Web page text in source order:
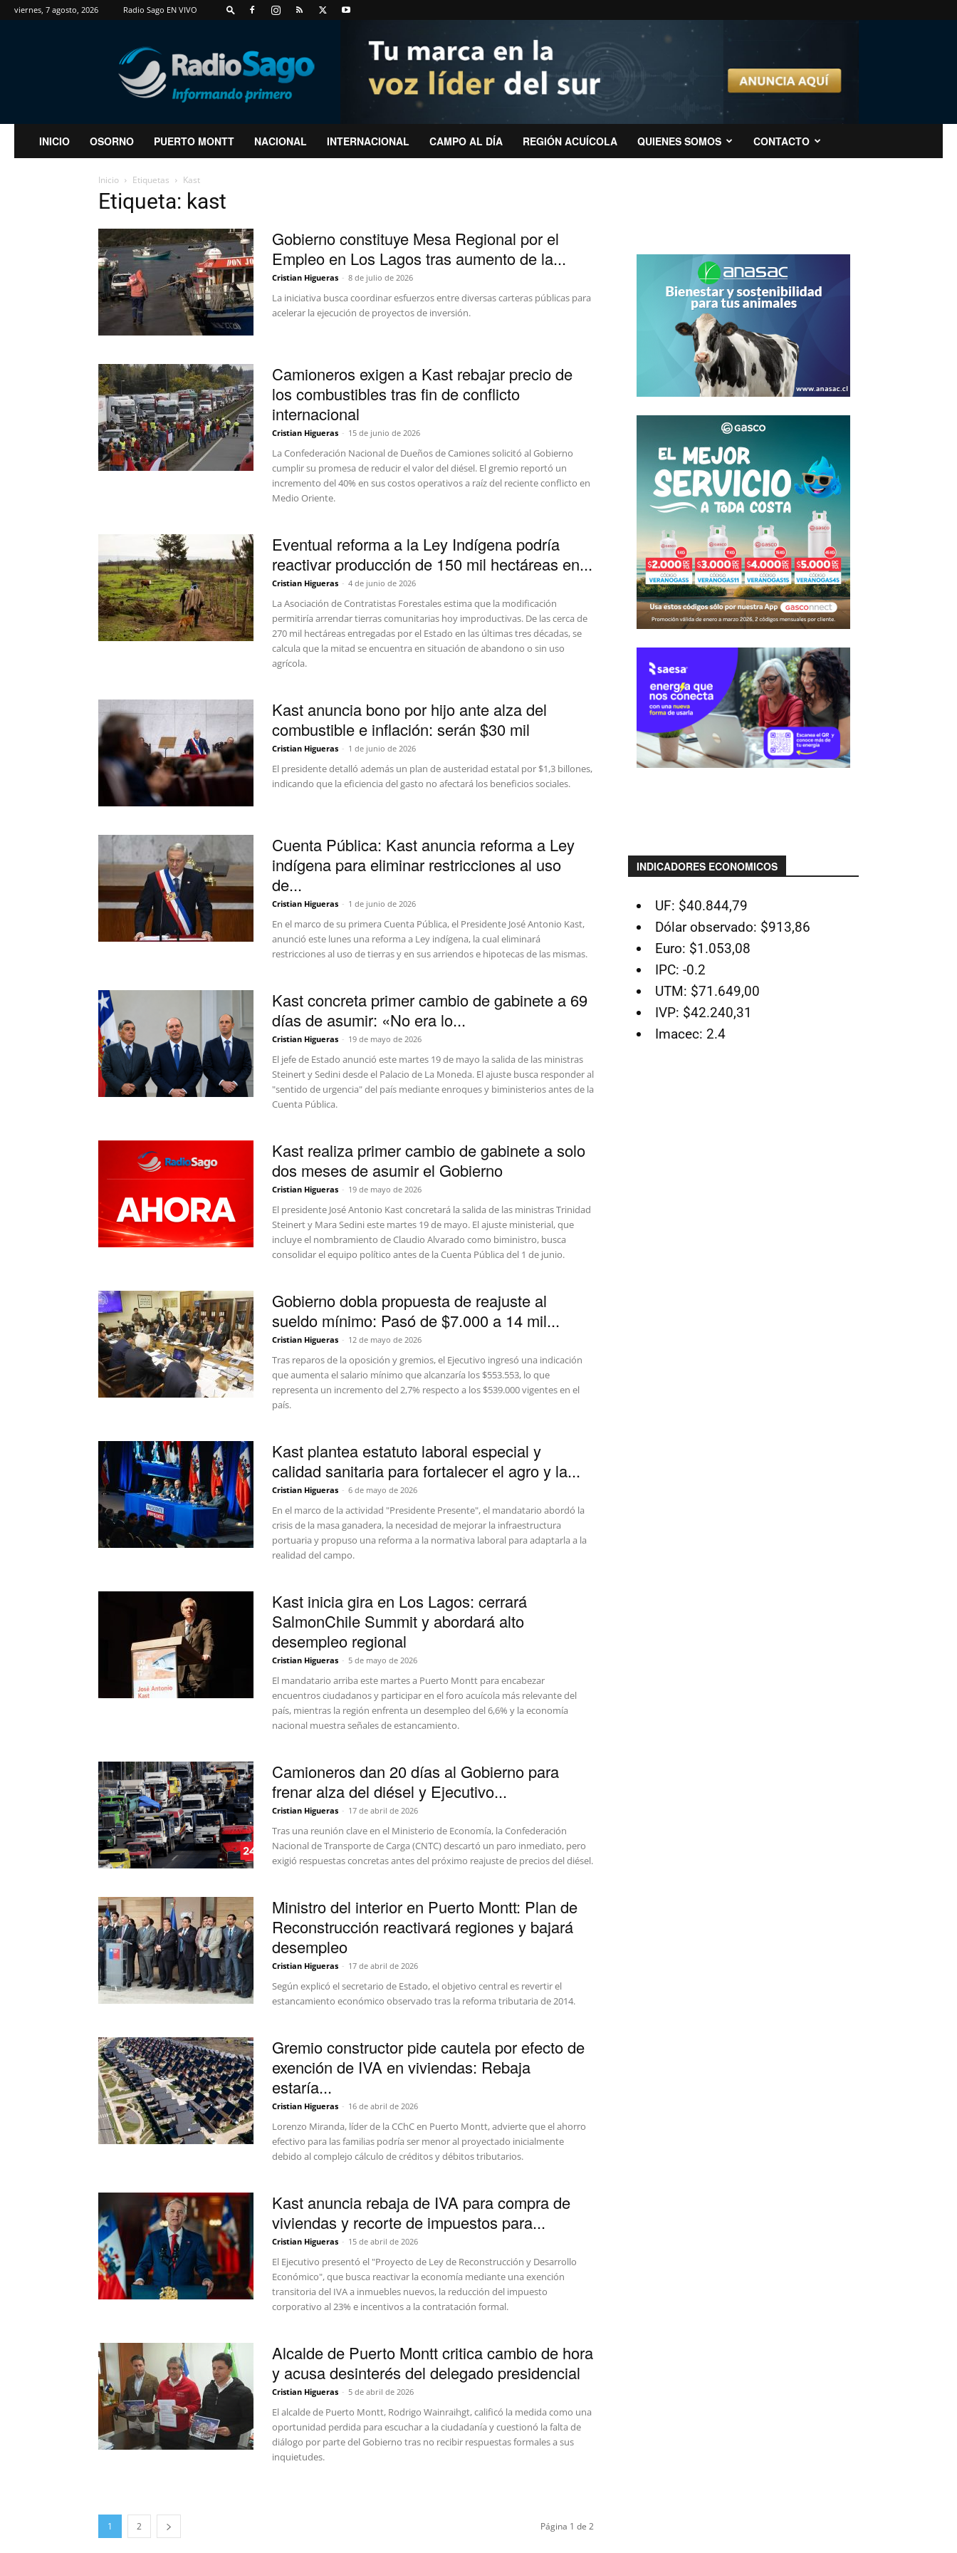
viernes, 7 agosto, 2026 Radio Sago EN VIVO
RadioSago
INICIO OSORNO PUERTO MONTT NACIONAL INTERNACIONAL CAMPO AL DÍA REGIÓN ACUÍCOLA QUIENES SOMOS CONTACTO
Inicio Etiquetas Kast
Etiqueta: kast
Gobierno constituye Mesa Regional por el
Empleo en Los Lagos tras aumento de la...
Cristian Higueras - 8 de julio de 2026
La iniciativa busca coordinar esfuerzos entre diversas carteras públicas para
acelerar la ejecución de proyectos de inversión.
Camioneros exigen a Kast rebajar precio de
los combustibles tras fin de conflicto
internacional
Cristian Higueras - 15 de junio de 2026
La Confederación Nacional de Dueños de Camiones solicitó al Gobierno
cumplir su promesa de reducir el valor del diésel. El gremio reportó un
incremento del 40% en sus costos operativos a raíz del reciente conflicto en
Medio Oriente.
Eventual reforma a la Ley Indígena podría
reactivar producción de 150 mil hectáreas en...
Cristian Higueras - 4 de junio de 2026
La Asociación de Contratistas Forestales estima que la modificación
permitiría arrendar tierras comunitarias hoy improductivas. De las cerca de
270 mil hectáreas entregadas por el Estado en las últimas tres décadas, se
calcula que la mitad se encuentra en situación de abandono o sin uso
agrícola.
Kast anuncia bono por hijo ante alza del
combustible e inflación: serán $30 mil
Cristian Higueras - 1 de junio de 2026
El presidente detalló además un plan de austeridad estatal por $1,3 billones,
indicando que la eficiencia del gasto no afectará los beneficios sociales.
Cuenta Pública: Kast anuncia reforma a Ley
indígena para eliminar restricciones al uso
de...
Cristian Higueras - 1 de junio de 2026
En el marco de su primera Cuenta Pública, el Presidente José Antonio Kast,
anunció este lunes una reforma a Ley indígena, la cual eliminará
restricciones al uso de tierras y en sus arriendos e hipotecas de las mismas.
Kast concreta primer cambio de gabinete a 69
días de asumir: «No era lo...
Cristian Higueras - 19 de mayo de 2026
El jefe de Estado anunció este martes 19 de mayo la salida de las ministras
Steinert y Sedini desde el Palacio de La Moneda. El ajuste busca responder al
"sentido de urgencia" del país mediante enroques y biministerios antes de la
Cuenta Pública.
Kast realiza primer cambio de gabinete a solo
dos meses de asumir el Gobierno
Cristian Higueras - 19 de mayo de 2026
El presidente José Antonio Kast concretará la salida de las ministras Trinidad
Steinert y Mara Sedini este martes 19 de mayo. El ajuste ministerial, que
incluye el nombramiento de Claudio Alvarado como biministro, busca
consolidar el equipo político antes de la Cuenta Pública del 1 de junio.
Gobierno dobla propuesta de reajuste al
sueldo mínimo: Pasó de $7.000 a 14 mil...
Cristian Higueras - 12 de mayo de 2026
Tras reparos de la oposición y gremios, el Ejecutivo ingresó una indicación
que aumenta el salario mínimo que alcanzaría los $553.553, lo que
representa un incremento del 2,7% respecto a los $539.000 vigentes en el
país.
Kast plantea estatuto laboral especial y
calidad sanitaria para fortalecer el agro y la...
Cristian Higueras - 6 de mayo de 2026
En el marco de la actividad "Presidente Presente", el mandatario abordó la
crisis de la masa ganadera, la necesidad de mejorar la infraestructura
portuaria y propuso una reforma a la normativa laboral para adaptarla a la
realidad del campo.
Kast inicia gira en Los Lagos: cerrará
SalmonChile Summit y abordará alto
desempleo regional
Cristian Higueras - 5 de mayo de 2026
El mandatario arriba este martes a Puerto Montt para encabezar
encuentros ciudadanos y participar en el foro acuícola más relevante del
país, mientras la región enfrenta un desempleo del 6,6% y la economía
nacional muestra señales de estancamiento.
Camioneros dan 20 días al Gobierno para
frenar alza del diésel y Ejecutivo...
Cristian Higueras - 17 de abril de 2026
Tras una reunión clave en el Ministerio de Economía, la Confederación
Nacional de Transporte de Carga (CNTC) descartó un paro inmediato, pero
exigió respuestas concretas antes del próximo reajuste de precios del diésel.
Ministro del interior en Puerto Montt: Plan de
Reconstrucción reactivará regiones y bajará
desempleo
Cristian Higueras - 17 de abril de 2026
Según explicó el secretario de Estado, el objetivo central es revertir el
estancamiento económico observado tras la reforma tributaria de 2014.
Gremio constructor pide cautela por efecto de
exención de IVA en viviendas: Rebaja
estaría...
Cristian Higueras - 16 de abril de 2026
Lorenzo Miranda, líder de la CChC en Puerto Montt, advierte que el ahorro
efectivo para las familias podría ser menor al proyectado inicialmente
debido al complejo cálculo de créditos y débitos tributarios.
Kast anuncia rebaja de IVA para compra de
viviendas y recorte de impuestos para...
Cristian Higueras - 15 de abril de 2026
El Ejecutivo presentó el "Proyecto de Ley de Reconstrucción y Desarrollo
Económico", que busca reactivar la economía mediante una exención
transitoria del IVA a inmuebles nuevos, la reducción del impuesto
corporativo al 23% e incentivos a la contratación formal.
Alcalde de Puerto Montt critica cambio de hora
y acusa desinterés del delegado presidencial
Cristian Higueras - 5 de abril de 2026
El alcalde de Puerto Montt, Rodrigo Wainraihgt, calificó la medida como una
oportunidad perdida para escuchar a la ciudadanía y cuestionó la falta de
diálogo por parte del Gobierno tras no recibir respuestas formales a sus
inquietudes.
1 2 Página 1 de 2
INDICADORES ECONOMICOS
UF: $40.844,79
Dólar observado: $913,86
Euro: $1.053,08
IPC: -0.2
UTM: $71.649,00
IVP: $42.240,31
Imacec: 2.4